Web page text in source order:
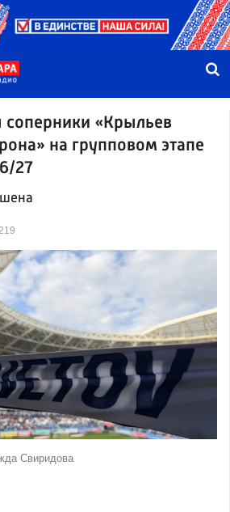
соперники «Крыльев
на групповом этапе
27
Свиридова